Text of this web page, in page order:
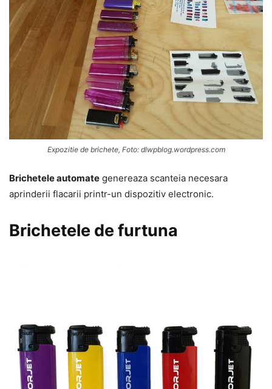
Expozitie de brichete, Foto: dlwpblog.wordpress.com
Brichetele automate genereaza scanteia necesara
aprinderii flacarii printr-un dispozitiv electronic.
Brichetele de furtuna